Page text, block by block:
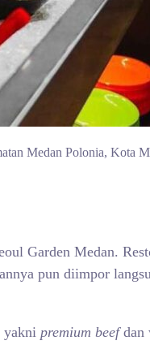
Medan Polonia, Kota
Garden Medan.
pun diimpor
yakni premium beefdan